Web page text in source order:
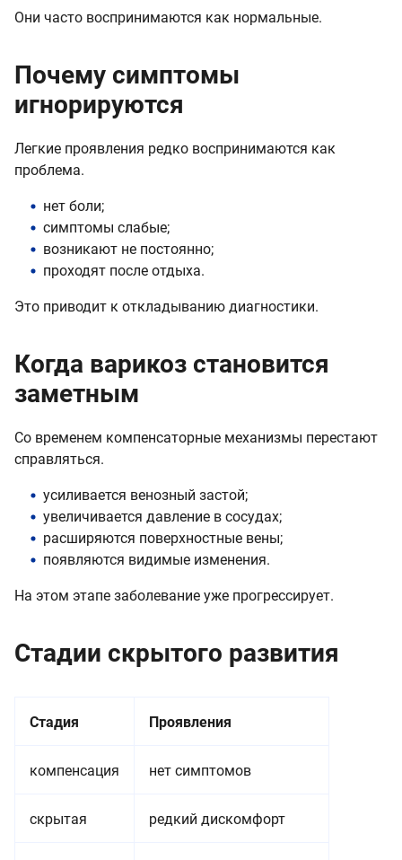
Они часто воспринимаются как нормальные.
Почему симптомы
игнорируются
Легкие проявления редко воспринимаются как
проблема.
нет боли;
симптомы слабые;
возникают не постоянно;
проходят после отдыха.
Это приводит к откладыванию диагностики.
Когда варикоз становится
заметным
Со временем компенсаторные механизмы перестают
справляться.
усиливается венозный застой;
увеличивается давление в сосудах;
расширяются поверхностные вены;
появляются видимые изменения.
На этом этапе заболевание уже прогрессирует.
Стадии скрытого развития
Стадия Проявления
компенсация нет симптомов
скрытая редкий дискомфорт